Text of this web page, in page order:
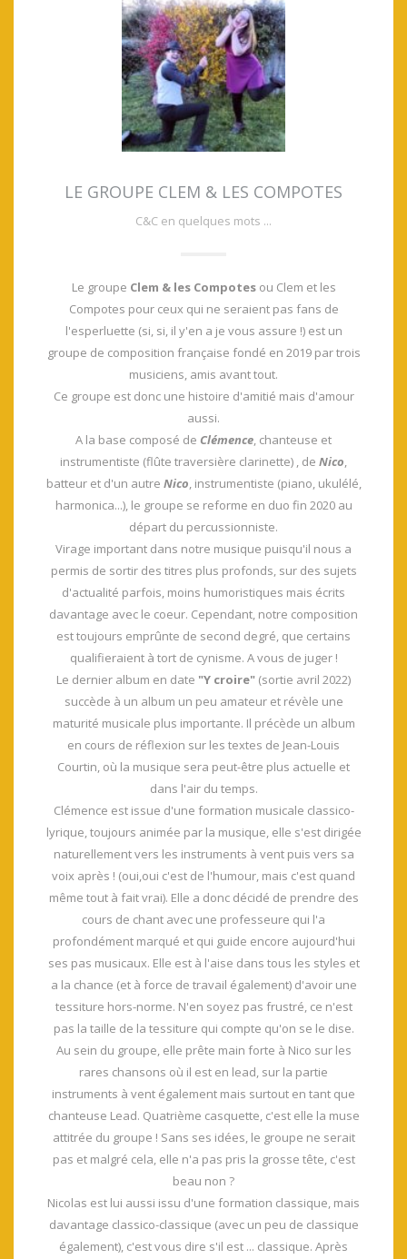
LE GROUPE CLEM & LES COMPOTES
C&C en quelques mots ...
Le groupe Clem & les Compotesou Clem et les
Compotes pour ceux qui ne seraient pas fans de
l'esperluette (si, si, il y'en a je vous assure !) est un
groupe de composition française fondé en 2019 par trois
musiciens, amis avant tout.
Ce groupe est donc une histoire d'amitié mais d'amour
aussi.
A la base composé de Clémence, chanteuse et
instrumentiste (flûte traversière clarinette) , de Nico,
batteur et d'un autre Nico, instrumentiste (piano, ukulélé,
harmonica...), le groupe se reforme en duo fin 2020 au
départ du percussionniste.
Virage important dans notre musique puisqu'il nous a
permis de sortir des titres plus profonds, sur des sujets
d'actualité parfois, moins humoristiques mais écrits
davantage avec le coeur. Cependant, notre composition
est toujours emprûnte de second degré, que certains
qualifieraient à tort de cynisme. A vous de juger !
Le dernier album en date "Y croire" (sortie avril 2022)
succède à un album un peu amateur et révèle une
maturité musicale plus importante. Il précède un album
en cours de réflexion sur les textes de Jean-Louis
Courtin, où la musique sera peut-être plus actuelle et
dans l'air du temps.
Clémence est issue d'une formation musicale classico-
lyrique, toujours animée par la musique, elle s'est dirigée
naturellement vers les instruments à vent puis vers sa
voix après ! (oui,oui c'est de l'humour, mais c'est quand
même tout à fait vrai). Elle a donc décidé de prendre des
cours de chant avec une professeure qui l'a
profondément marqué et qui guide encore aujourd'hui
ses pas musicaux. Elle est à l'aise dans tous les styles et
a la chance (et à force de travail également) d'avoir une
tessiture hors-norme. N'en soyez pas frustré, ce n'est
pas la taille de la tessiture qui compte qu'on se le dise.
Au sein du groupe, elle prête main forte à Nico sur les
rares chansons où il est en lead, sur la partie
instruments à vent également mais surtout en tant que
chanteuse Lead. Quatrième casquette, c'est elle la muse
attitrée du groupe ! Sans ses idées, le groupe ne serait
pas et malgré cela, elle n'a pas pris la grosse tête, c'est
beau non ?
Nicolas est lui aussi issu d'une formation classique, mais
davantage classico-classique (avec un peu de classique
également), c'est vous dire s'il est ... classique. Après